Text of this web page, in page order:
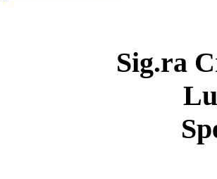
Sig.ra